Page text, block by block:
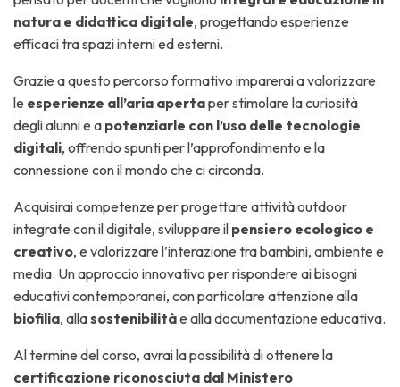
natura e didattica digitale, progettando esperienze
efficaci tra spazi interni ed esterni.
Grazie a questo percorso formativo imparerai a valorizzare
le esperienze all’aria apertaper stimolare la curiosità
degli alunni e a potenziarle con l’uso delle tecnologie
digitali, offrendo spunti per l’approfondimento e la
connessione con il mondo che ci circonda.
Acquisirai competenze per progettare attività outdoor
integrate con il digitale, sviluppare il pensiero ecologico e
creativo, e valorizzare l’interazione tra bambini, ambiente e
media. Un approccio innovativo per rispondere ai bisogni
educativi contemporanei, con particolare attenzione alla
biofilia, allasostenibilitàe alla documentazione educativa.
Al termine del corso, avrai la possibilità di ottenere la
certificazione riconosciuta dal Ministero